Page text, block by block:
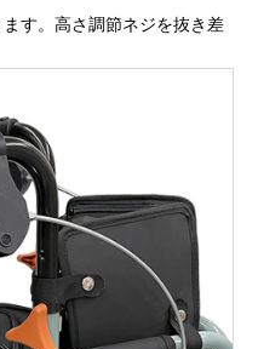
す。高さ調節ネジを抜き差